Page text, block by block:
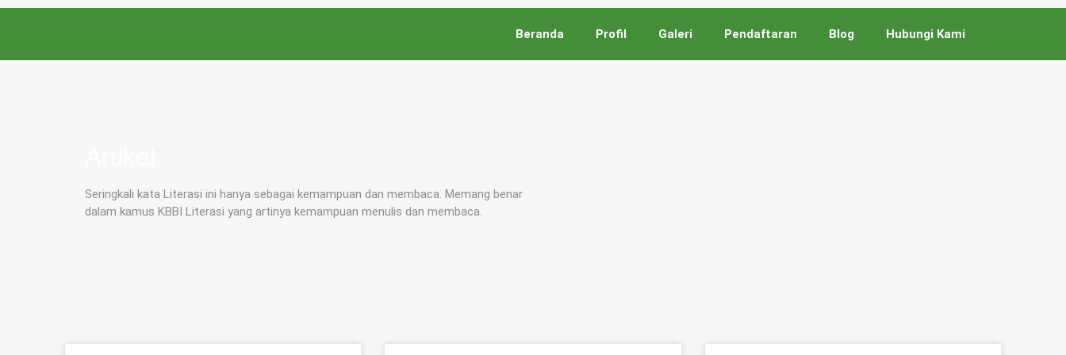
Beranda Profil Galeri Pendaftaran Blog Hubungi Kami
Seringkali kata Literasi ini hanya sebagai kemampuan dan membaca. Memang benar
dalam kamus KBBI Literasi yang artinya kemampuan menulis dan membaca.